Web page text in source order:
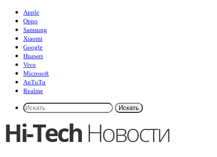
Apple
Oppo
Samsung
Xiaomi
Google
Huawei
Vivo
Microsoft
AnTuTu
Realme
Искать